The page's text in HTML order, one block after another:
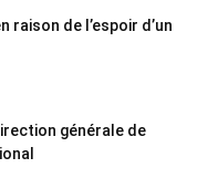
raison de l’espoir d’un
générale de